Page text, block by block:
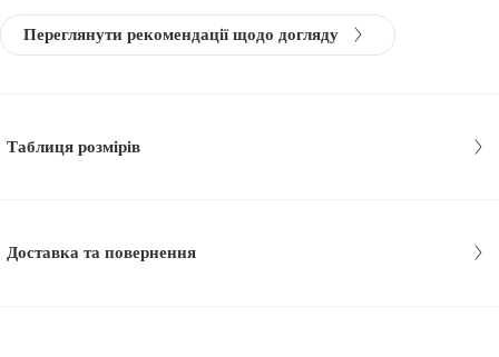
Переглянути рекомендації щодо догляду
Таблиця розмірів
Доставка та повернення